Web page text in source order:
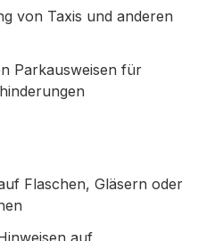
von Taxis und anderen
Parkausweisen für
Flaschen, Gläsern oder
auf